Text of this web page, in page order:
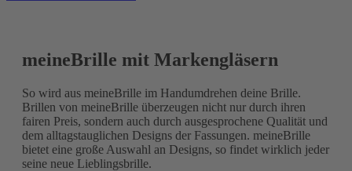
meineBrille mit Markengläsern
So wird aus meineBrille im Handumdrehen deine Brille.
Brillen von meineBrille überzeugen nicht nur durch ihren
fairen Preis, sondern auch durch ausgesprochene Qualität und
dem alltagstauglichen Designs der Fassungen. meineBrille
bietet eine große Auswahl an Designs, so findet wirklich jeder
seine neue Lieblingsbrille.